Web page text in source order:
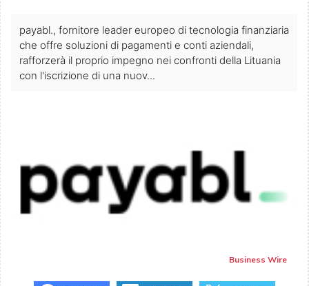
payabl., fornitore leader europeo di tecnologia finanziaria
che offre soluzioni di pagamenti e conti aziendali,
rafforzerà il proprio impegno nei confronti della Lituania
con l'iscrizione di una nuov...
Business Wire